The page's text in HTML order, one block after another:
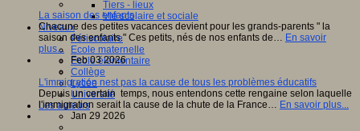
Tiers - lieux
Vie scolaire et sociale
Niveaux
Périscolaire
Ecole maternelle
Ecole élémentaire
Collège
Lycée
Université
Les auteurs
La saison des enfants
Chacune des petites vacances devient pour les grands-parents " la
saison des enfants." Ces petits, nés de nos enfants de… En savoir
plus...
Feb 03 2026
L'immigration nest pas la cause de tous les problèmes éducatifs
Depuis un certain temps, nous entendons cette rengaine selon laquelle
l'immigration serait la cause de la chute de la France… En savoir plus...
Jan 29 2026